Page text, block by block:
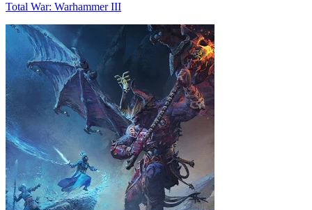
Total War: Warhammer III